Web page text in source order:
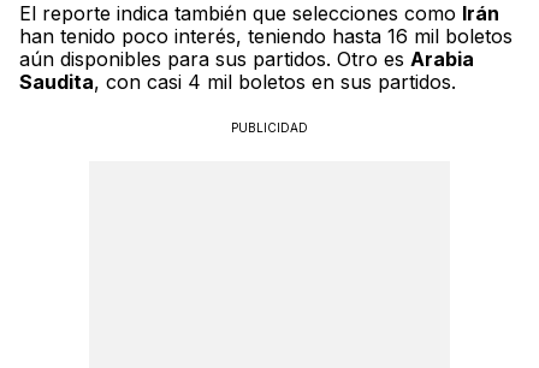
El reporte indica también que selecciones como Irán
han tenido poco interés, teniendo hasta 16 mil boletos
aún disponibles para sus partidos. Otro es Arabia
Saudita, con casi 4 mil boletos en sus partidos.
PUBLICIDAD